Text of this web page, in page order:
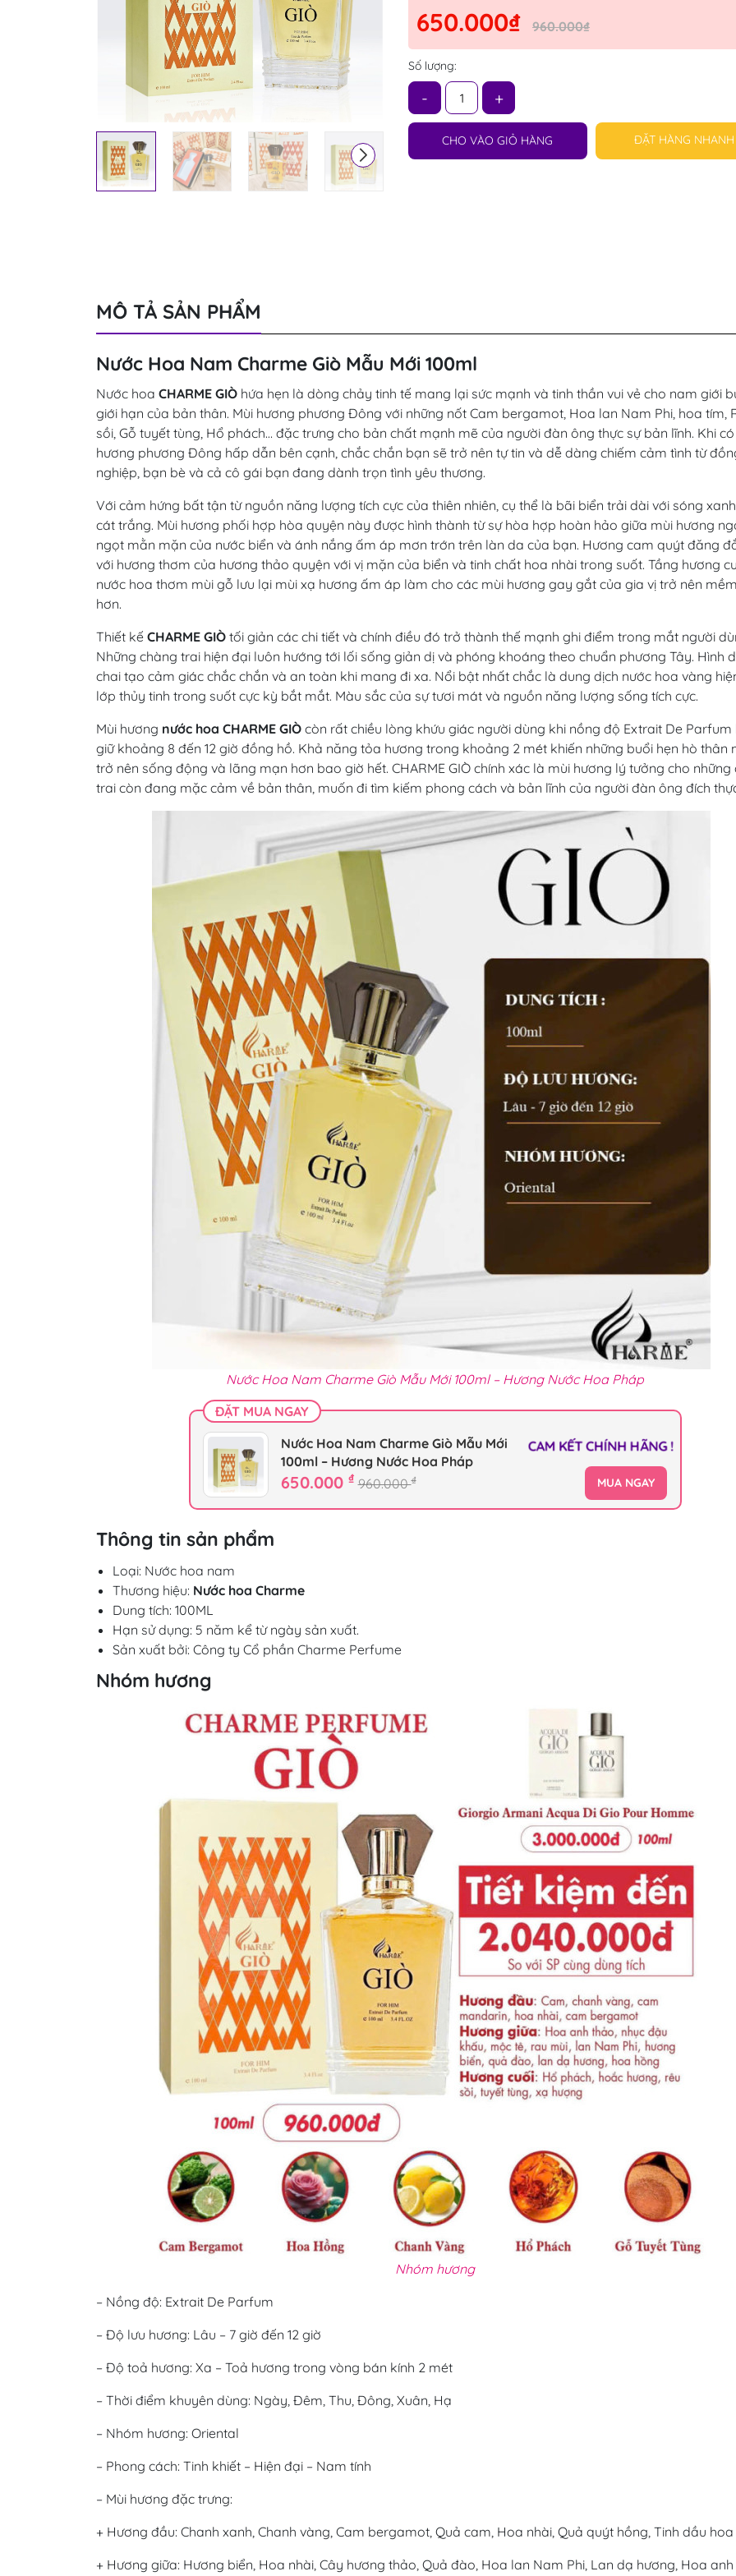
650.000₫ 960.000₫
Số lượng:
- +
CHO VÀO GIỎ HÀNG ĐẶT HÀNG NHANH
MÔ TẢ SẢN PHẨM
Nước Hoa Nam Charme Giò Mẫu Mới 100ml
Nước hoa CHARME GIÒ hứa hẹn là dòng chảy tinh tế mang lại sức mạnh và tinh thần vui vẻ cho nam giới
giới hạn của bản thân. Mùi hương phương Đông với những nốt Cam bergamot, Hoa lan Nam Phi, hoa tím,
sồi, Gỗ tuyết tùng, Hổ phách… đặc trưng cho bản chất mạnh mẽ của người đàn ông thực sự bản lĩnh. Khi
hương phương Đông hấp dẫn bên cạnh, chắc chắn bạn sẽ trở nên tự tin và dễ dàng chiếm cảm tình từ
nghiệp, bạn bè và cả cô gái bạn đang dành trọn tình yêu thương.
Với cảm hứng bất tận từ nguồn năng lượng tích cực của thiên nhiên, cụ thể là bãi biển trải dài với sóng
cát trắng. Mùi hương phối hợp hòa quyện này được hình thành từ sự hòa hợp hoàn hảo giữa mùi hương
ngọt mằn mặn của nước biển và ánh nắng ấm áp mơn trớn trên làn da của bạn. Hương cam quýt đăng
với hương thơm của hương thảo quyện với vị mặn của biển và tinh chất hoa nhài trong suốt. Tầng hương
nước hoa thơm mùi gỗ lưu lại mùi xạ hương ấm áp làm cho các mùi hương gay gắt của gia vị trở nên
hơn.
Thiết kế CHARME GIÒ tối giản các chi tiết và chính điều đó trở thành thế mạnh ghi điểm trong mắt người
Những chàng trai hiện đại luôn hướng tới lối sống giản dị và phóng khoáng theo chuẩn phương Tây. Hình
chai tạo cảm giác chắc chắn và an toàn khi mang đi xa. Nổi bật nhất chắc là dung dịch nước hoa vàng
lớp thủy tinh trong suốt cực kỳ bắt mắt. Màu sắc của sự tươi mát và nguồn năng lượng sống tích cực.
Mùi hương nước hoa CHARME GIÒ còn rất chiều lòng khứu giác người dùng khi nồng độ Extrait De Parfum
giữ khoảng 8 đến 12 giờ đồng hồ. Khả năng tỏa hương trong khoảng 2 mét khiến những buổi hẹn hò thân
trở nên sống động và lãng mạn hơn bao giờ hết. CHARME GIÒ chính xác là mùi hương lý tưởng cho những
trai còn đang mặc cảm về bản thân, muốn đi tìm kiếm phong cách và bản lĩnh của người đàn ông đích
Nước Hoa Nam Charme Giò Mẫu Mới 100ml – Hương Nước Hoa Pháp
ĐẶT MUA NGAY
Nước Hoa Nam Charme Giò Mẫu Mới
100ml – Hương Nước Hoa Pháp
650.000 ₫ 960.000₫
CAM KẾT CHÍNH HÃNG !
MUA NGAY
Thông tin sản phẩm
Loại: Nước hoa nam
Thương hiệu: Nước hoa Charme
Dung tích: 100ML
Hạn sử dụng: 5 năm kể từ ngày sản xuất.
Sản xuất bởi: Công ty Cổ phần Charme Perfume
Nhóm hương
Nhóm hương
– Nồng độ: Extrait De Parfum
– Độ lưu hương: Lâu – 7 giờ đến 12 giờ
– Độ toả hương: Xa – Toả hương trong vòng bán kính 2 mét
– Thời điểm khuyên dùng: Ngày, Đêm, Thu, Đông, Xuân, Hạ
– Nhóm hương: Oriental
– Phong cách: Tinh khiết – Hiện đại – Nam tính
– Mùi hương đặc trưng:
+ Hương đầu: Chanh xanh, Chanh vàng, Cam bergamot, Quả cam, Hoa nhài, Quả quýt hồng, Tinh dầu
+ Hương giữa: Hương biển, Hoa nhài, Cây hương thảo, Quả đào, Hoa lan Nam Phi, Lan dạ hương, Hoa